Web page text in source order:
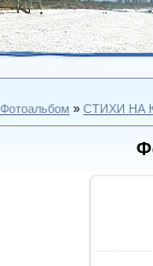
Фотоальбом » СТИХИ НА